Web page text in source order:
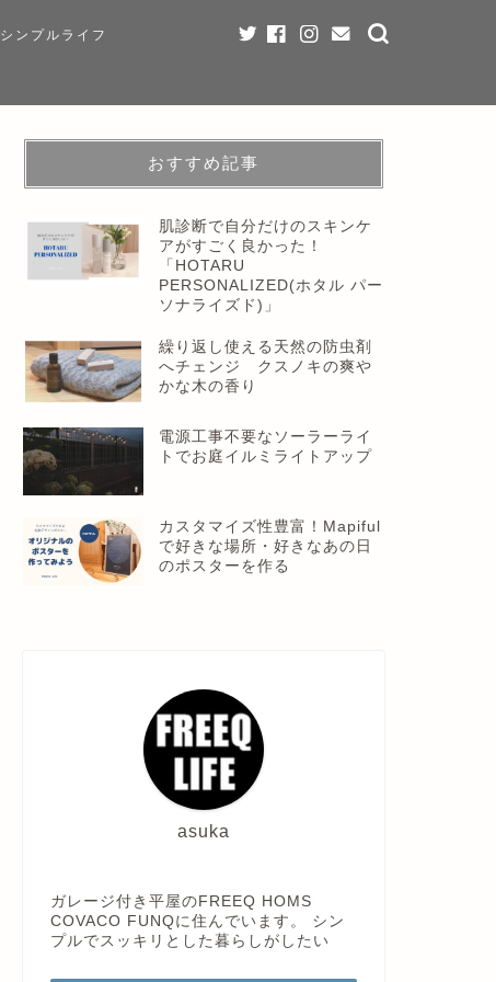
シンプルライフ
おすすめ記事
肌診断で自分だけのスキンケ
アがすごく良かった！
「HOTARU
PERSONALIZED(ホタル パー
ソナライズド)」
繰り返し使える天然の防虫剤
へチェンジ クスノキの爽や
かな木の香り
電源工事不要なソーラーライ
トでお庭イルミライトアップ
カスタマイズ性豊富！Mapiful
で好きな場所・好きなあの日
のポスターを作る
asuka
ガレージ付き平屋のFREEQ HOMS
COVACO FUNQに住んでいます。 シン
プルでスッキリとした暮らしがしたい